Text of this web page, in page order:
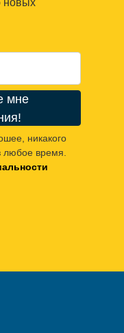
новых
мне
никакого
любое время.